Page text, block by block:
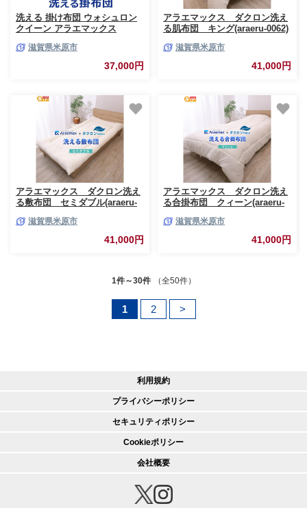
洗える 掛け布団 ウォシュロン
クイーン アラエマックス
滋賀県米原市
37,000円
アラエマックス ダクロン洗え
る肌布団 キング(araeru-0062)
滋賀県米原市
41,000円
アラエマックス ダクロン洗え
る敷布団 セミダブル(araeru-
滋賀県米原市
41,000円
アラエマックス ダクロン洗え
る合掛布団 クィーン(araeru-
滋賀県米原市
41,000円
1件～30件 （全50件）
1 2 >
利用規約
プライバシーポリシー
セキュリティポリシー
Cookieポリシー
会社概要